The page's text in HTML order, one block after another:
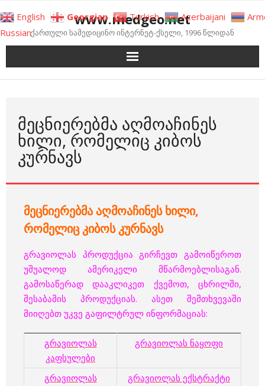
to
content
www.medgeo.net
ქართული სამედიცინო ინტერნეტ-ქსელი, 1996 წლიდან
ᲛᲔᲪᲜᲘᲔᲠᲔᲑᲛᲐ ᲐᲦᲛᲝᲐᲩᲘᲜᲔᲡ
ᲮᲘᲚᲘ, ᲠᲝᲛᲔᲚᲘᲪ ᲙᲘᲑᲝᲡ
ᲙᲣᲠᲜᲐᲕᲡ
მეცნიერებმა აღმოაჩინეს ხილი,
რომელიც კიბოს კურნავს
გრავიოლას პროდუქცია გირჩევთ გამოიწეროთ
უშუალოდ ამერიკელი მწარმოებლისაგან.
გამოსაწერად დააკლიკეთ ქვემოთ, ცხრილში,
შესაბამის პროდუქციას. ასეთ შემთხვევაში
მიიღებთ უკვე გაფილტრულ ინფორმაციას:
გრავიოლას
კაფსულები
გრავიოლას ნაყოფი
გრავიოლას
გრავიოლას ექსტრაქტი
English Georgian Turkish Azerbaijani
Russian